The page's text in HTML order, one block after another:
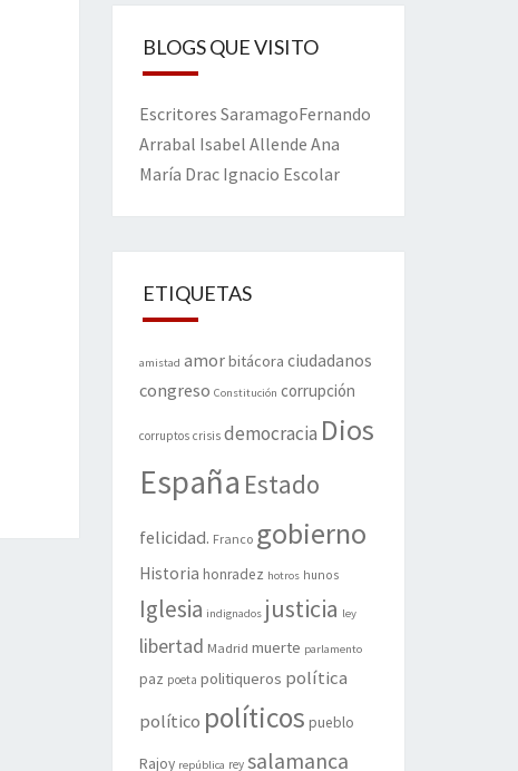
BLOGS QUE VISITO
Escritores SaramagoFernando
Arrabal Isabel Allende Ana
María Drac Ignacio Escolar
ETIQUETAS
amistad amorbitácora ciudadanos
congreso Constitución corrupción
corruptos crisis democracia Dios
España Estado
felicidad. Franco gobierno
Historia honradez hotros hunos
Iglesia indignados justicia ley
libertad Madrid muerte parlamento
paz poeta politiqueros política
político políticos pueblo
Rajoy república rey salamanca